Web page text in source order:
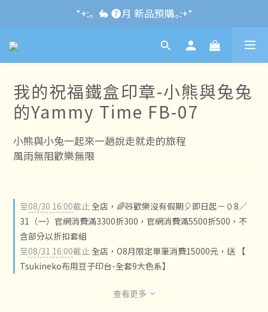
*+:｡\new / !🌌 官網消費滿千折百~RUN~:+*
*+:｡  🐇 ❼月 新品預購｡:+*
*+:｡     ❼月活動公告｡:+*
*+:｡\new / !🌌 官網消費滿千折百~RUN~:+*
我的祝福鐵盒印章-小熊與兔兔
的Yammy Time FB-07
小熊與小兔一起來一趟說走就走的旅程
風雨無阻歡樂無限
至08/30 16:00截止全店，🌈🧸歡樂沒有假期🎈即日起－０8／
31（一）官網消費滿3300折300，官網消費滿5500折500，不
含部分以折扣套組
至08/31 16:00截止全店，O8月限定單筆消費15000元，送 【
Tsukineko布用豆子印台-全套9大色系】
查看更多